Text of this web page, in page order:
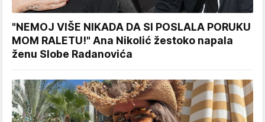
"NEMOJ VIŠE NIKADA DA SI POSLALA PORUKU
MOM RALETU!" Ana Nikolić žestoko napala
ženu Slobe Radanovića